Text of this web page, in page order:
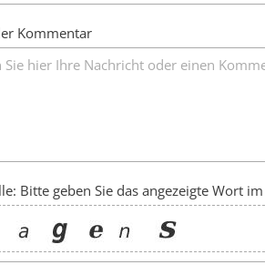
Kommentar
Bitte geben Sie das angezeigte Wort